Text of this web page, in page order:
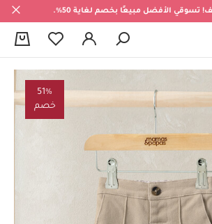
تسوقي الأفضل مبيعًا بخصم لغاية 50%.
51%
خصم